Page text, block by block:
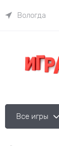
Вологда
Все игры